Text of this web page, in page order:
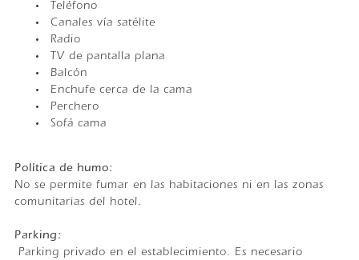
Teléfono
Canales vía satélite
Radio
TV de pantalla plana
Balcón
Enchufe cerca de la cama
Perchero
Sofá cama
Política de humo: ​
No se permite fumar en las habitaciones ni en las zonas
comunitarias del hotel.
Parking: ​
Parking privado en el establecimiento. Es necesario